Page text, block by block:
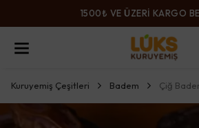
1500₺ VE ÜZERİ KARGO
Kuruyemiş Çeşitleri Badem Çiğ